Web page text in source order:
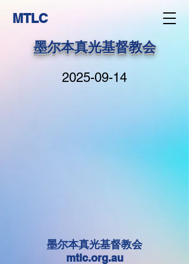
MTLC
墨尔本真光基督教会
2025-09-14
墨尔本真光基督教会
mtlc.org.au